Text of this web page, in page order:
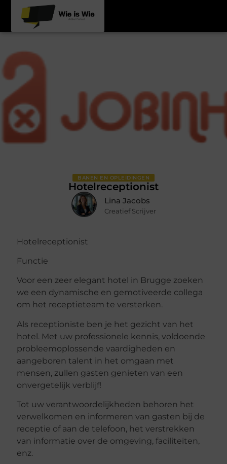
BANEN EN OPLEIDINGEN
Hotelreceptionist
Lina Jacobs
Creatief Scrijver
Hotelreceptionist
Functie
Voor een zeer elegant hotel in Brugge zoeken
we een dynamische en gemotiveerde collega
om het receptieteam te versterken.
Als receptioniste ben je het gezicht van het
hotel. Met uw professionele kennis, voldoende
probleemoplossende vaardigheden en
aangeboren talent in het omgaan met
mensen, zullen gasten genieten van een
onvergetelijk verblijf!
Tot uw verantwoordelijkheden behoren het
verwelkomen en informeren van gasten bij de
receptie of aan de telefoon, het verstrekken
van informatie over de omgeving, faciliteiten,
enz.